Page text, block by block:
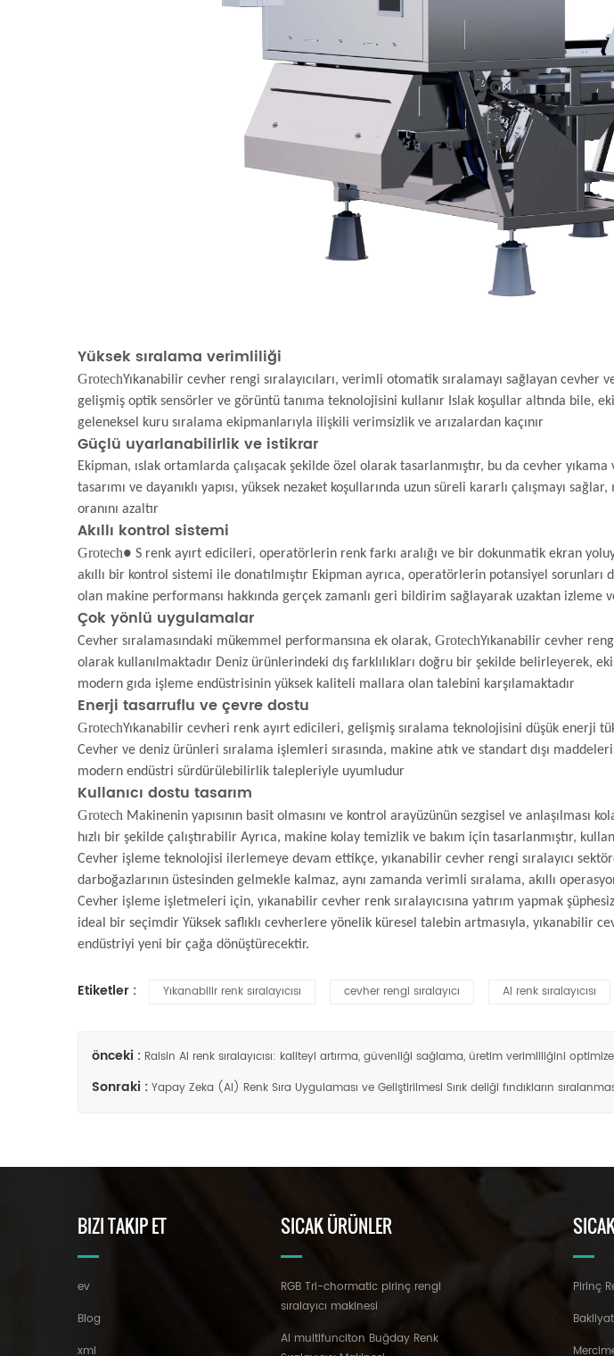
Yüksek sıralama verimliliği
GrotechYıkanabilir cevher rengi sıralayıcıları, verimli otomatik sıralamayı sağlayan
gelişmiş optik sensörler ve görüntü tanıma teknolojisini kullanır Islak koşullar altında bile,
geleneksel kuru sıralama ekipmanlarıyla ilişkili verimsizlik ve arızalardan kaçınır
Güçlü uyarlanabilirlik ve istikrar
Ekipman, ıslak ortamlarda çalışacak şekilde özel olarak tasarlanmıştır, bu da cevher
tasarımı ve dayanıklı yapısı, yüksek nezaket koşullarında uzun süreli kararlı çalışmayı
oranını azaltır
Akıllı kontrol sistemi
Grotech● S renk ayırt edicileri, operatörlerin renk farkı aralığı ve bir dokunmatik ekran
akıllı bir kontrol sistemi ile donatılmıştır Ekipman ayrıca, operatörlerin potansiyel
olan makine performansı hakkında gerçek zamanlı geri bildirim sağlayarak uzaktan izleme
Çok yönlü uygulamalar
Cevher sıralamasındaki mükemmel performansına ek olarak, GrotechYıkanabilir cevher
olarak kullanılmaktadır Deniz ürünlerindeki dış farklılıkları doğru bir şekilde belirleyerek,
modern gıda işleme endüstrisinin yüksek kaliteli mallara olan talebini karşılamaktadır
Enerji tasarruflu ve çevre dostu
GrotechYıkanabilir cevheri renk ayırt edicileri, gelişmiş sıralama teknolojisini düşük
Cevher ve deniz ürünleri sıralama işlemleri sırasında, makine atık ve standart dışı
modern endüstri sürdürülebilirlik talepleriyle uyumludur
Kullanıcı dostu tasarım
Grotech Makinenin yapısının basit olmasını ve kontrol arayüzünün sezgisel ve anlaşılması
hızlı bir şekilde çalıştırabilir Ayrıca, makine kolay temizlik ve bakım için tasarlanmıştır,
Cevher işleme teknolojisi ilerlemeye devam ettikçe, yıkanabilir cevher rengi sıralayıcı
darboğazlarının üstesinden gelmekle kalmaz, aynı zamanda verimli sıralama, akıllı
Cevher işleme işletmeleri için, yıkanabilir cevher renk sıralayıcısına yatırım yapmak
ideal bir seçimdir Yüksek saflıklı cevherlere yönelik küresel talebin artmasıyla, yıkanabilir
endüstriyi yeni bir çağa dönüştürecektir.
Etiketler : Yıkanabilir renk sıralayıcısı cevher rengi sıralayıcı AI renk sıralayıcısı
önceki : Raisin AI renk sıralayıcısı: kaliteyi artırma, güvenliği sağlama, üretim verimliliğini
Sonraki : Yapay Zeka (AI) Renk Sıra Uygulaması ve Geliştirilmesi Sırık deliği fındıkların
BIZI TAKIP ET
ev
Blog
xml
SICAK ÜRÜNLER
RGB Tri-chormatic pirinç rengi
sıralayıcı makinesi
AI multifunciton Buğday Renk
Pirinç